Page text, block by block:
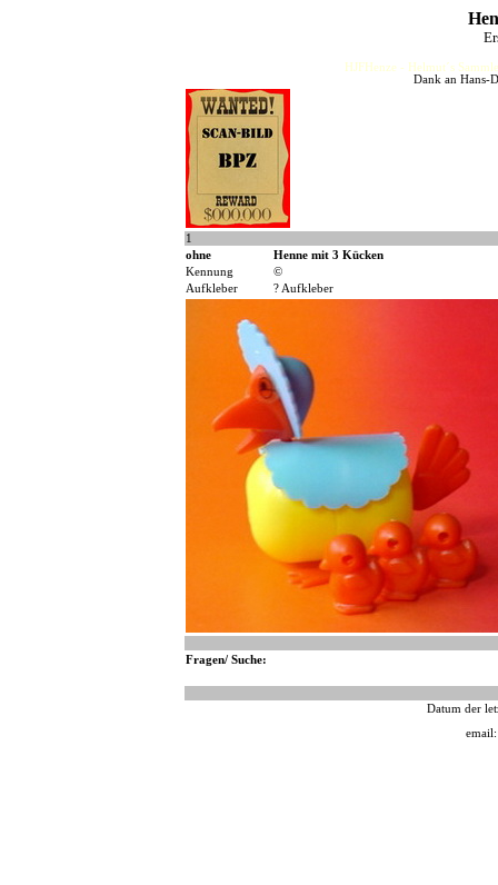
HJFHenze - Helmut´s
Dank an Hans-
1
ohne
Henne mit 3 Kücken
Kennung
©
Aufkleber
? Aufkleber
Fragen/ Suche:
Datum der